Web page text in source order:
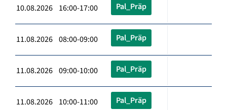
10.08.2026 16:00-17:00 Pal_Präp
11.08.2026 08:00-09:00 Pal_Präp
11.08.2026 09:00-10:00 Pal_Präp
11.08.2026 10:00-11:00 Pal_Präp